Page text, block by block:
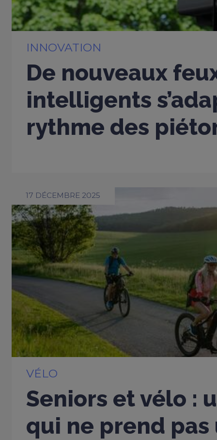
INNOVATION
De nouveaux
intelligents
rythme des
17 DÉCEMBRE 2025
VÉLO
Seniors et vélo :
qui ne prend pas